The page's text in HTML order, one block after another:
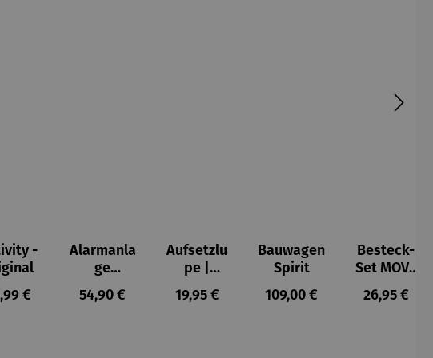
-
Preis:
€
Alarmanla
ge
Glasbruch
und
Regulärer Preis:
54,90 €
Aufsetzlu
pe |
10fache
Vergrößer
Regulärer Preis:
19,95 €
Bauwagen
Spirit
Regulärer Preis:
109,00 €
Besteck-
Set MOVE
4-teilig
Regulärer
26,95 €